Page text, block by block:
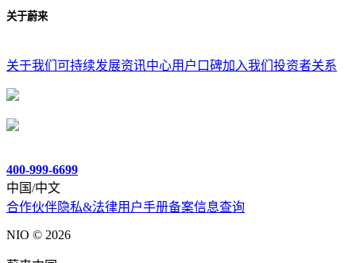
关于蔚来
关于我们 可持续发展资讯中心用户口碑加入我们 投资者关系
400-999-6699
中国/中文
合作伙伴隐私&法律用户手册备案信息查询
NIO © 2026